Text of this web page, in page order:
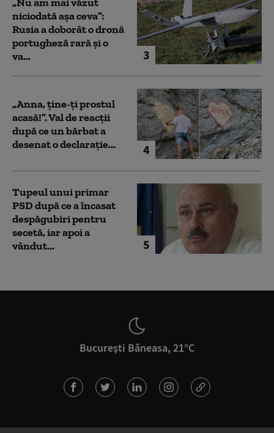
3
niciodată așa ceva”:
Rusia a doborât o dronă
portugheză rară și o
va...
4
„Anna, ţine-ţi prostul
acasă!”. Val de reacții
după ce un bărbat a
desenat o declarație...
5
Tupeul unui primar
PSD după ce a încasat
despăgubiri pentru
secetă, iar apoi a
vândut...
București Băneasa, 21°C